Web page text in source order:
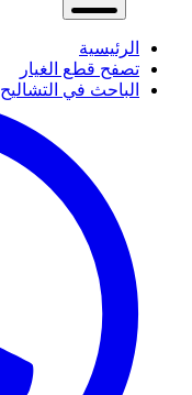
الرئيسية
تصفح قطع الغيار
الباحث في التشاليح